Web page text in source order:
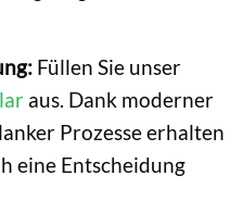
Füllen Sie unser
aus. Dank moderner
Prozesse erhalten
eine Entscheidung